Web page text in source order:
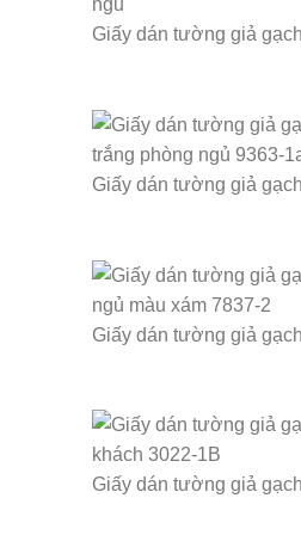
Giấy dán tường giả
Giấy dán tường giả
Giấy dán tường giả
Giấy dán tường giả